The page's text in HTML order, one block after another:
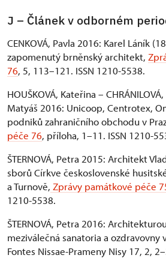
J – Článek v odborném
CENKOVÁ, Pavla 2016: Karel Láník
zapomenutý brněnský architekt,
76, 5, 113–121. ISSN 1210-5538.
HOUŠKOVÁ, Kateřina –
Matyáš 2016: Unicoop, Centrotex,
podniků zahraničního obchodu v
péče 76, příloha, 1–11. ISSN 1210-
ŠTERNOVÁ, Petra 2015: Architekt
sborů Církve československé
a Turnově, Zprávy památkové péče
1210-5538.
ŠTERNOVÁ, Petra 2016:
meziválečná sanatoria a ozdravovny
Fontes Nissae-Prameny Nisy 17, 2,